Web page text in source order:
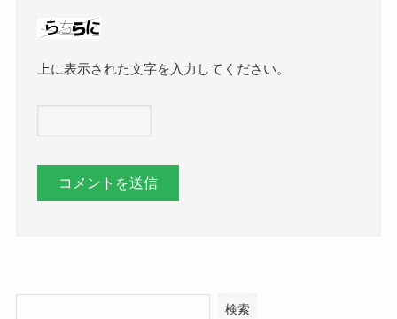
上に表示された文字を入力してください。
検索